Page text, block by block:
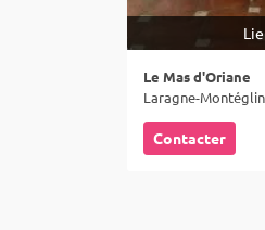
Le Mas d'Oriane
Contacter